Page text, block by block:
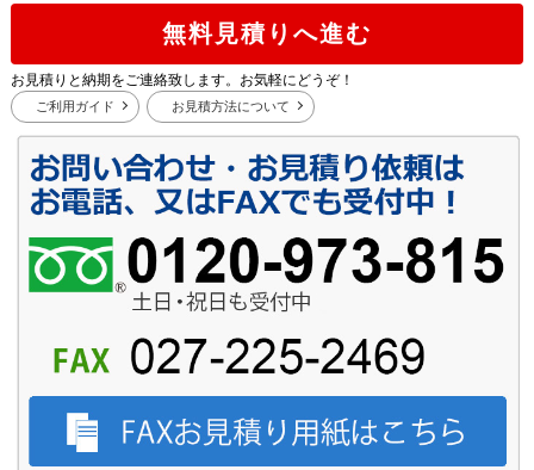
無料見積りへ進む
お見積りと納期をご連絡致します。お気軽にどうぞ！
ご利用ガイド お見積方法について